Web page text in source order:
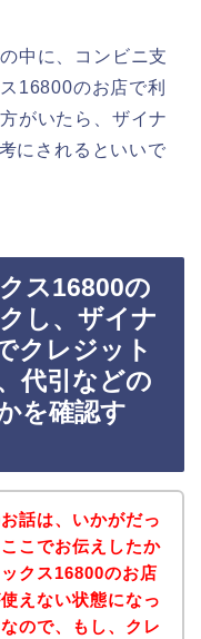
中に、コンビニ支
16800のお店で利
がいたら、ザイナ
にされるといいで
ス16800の
し、ザイナ
クレジット
代引などの
を確認す
話は、いかがだっ
こでお伝えしたか
クス16800のお店
えない状態になっ
ので、もし、クレ